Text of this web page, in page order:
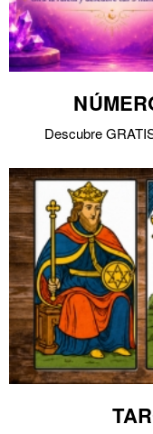
Descubre